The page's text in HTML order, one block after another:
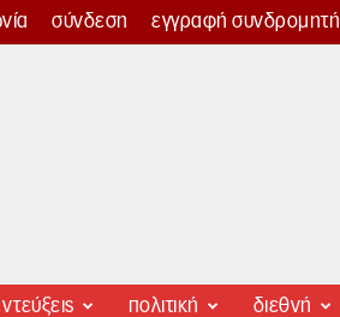
σύνδεση εγγραφή συνδρομητή
πολιτική διεθνή